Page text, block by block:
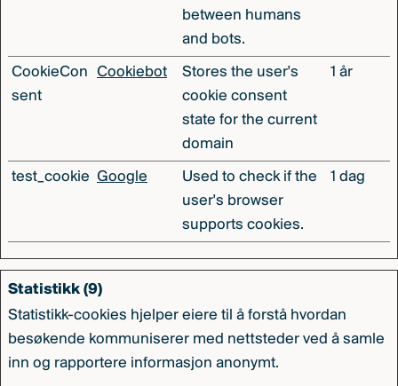
between humans
and bots.
CookieCon
sent
Cookiebot
Stores the user's
cookie consent
state for the current
domain
1 år
test_cookie Google
Used to check if the
user's browser
supports cookies.
1 dag
Statistikk (9)
Statistikk-cookies hjelper eiere til å forstå hvordan
besøkende kommuniserer med nettsteder ved å samle
inn og rapportere informasjon anonymt.